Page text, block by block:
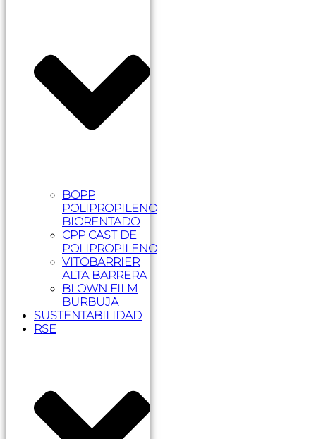
BOPP
POLIPROPILENO
BIORENTADO
CPP CAST DE
POLIPROPILENO
VITOBARRIER
ALTA BARRERA
BLOWN FILM
BURBUJA
SUSTENTABILIDAD
RSE